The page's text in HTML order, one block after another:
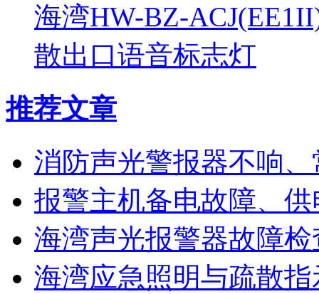
海湾HW-BZ-
散出口语音标志灯
推荐文章
消防声光警报器不响
报警主机备电故障、
海湾声光报警器故障
海湾应急照明与疏散